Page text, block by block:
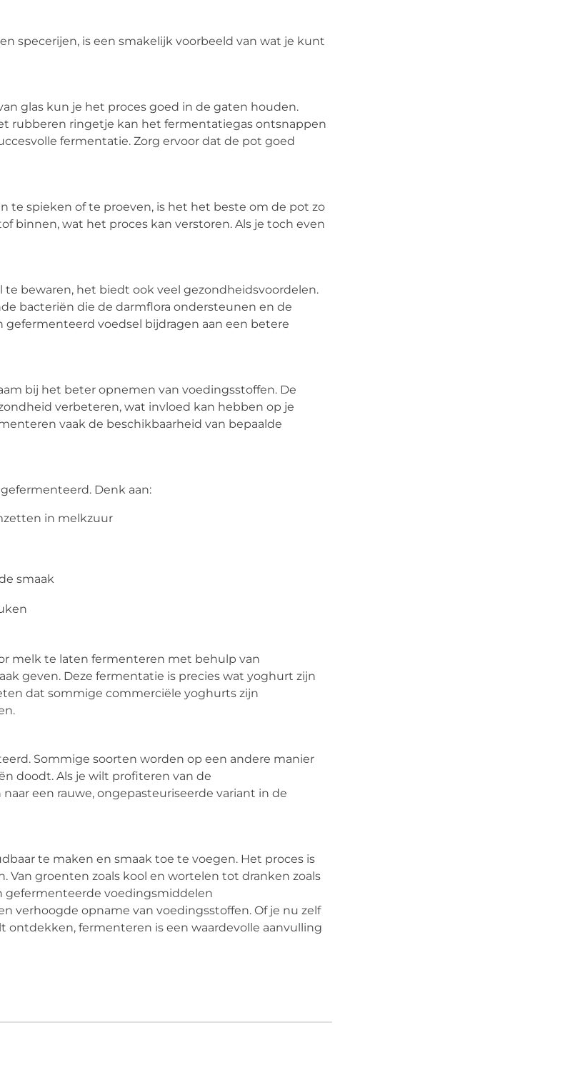
specerijen, is een smakelijk voorbeeld van wat je kunt
glas kun je het proces goed in de gaten houden.
rubberen ringetje kan het fermentatiegas ontsnappen
fermentatie. Zorg ervoor dat de pot goed
te spieken of te proeven, is het het beste om de pot zo
binnen, wat het proces kan verstoren. Als je toch even
bewaren, het biedt ook veel gezondheidsvoordelen.
bacteriën die de darmflora ondersteunen en de
voedsel bijdragen aan een betere
bij het beter opnemen van voedingsstoffen. De
verbeteren, wat invloed kan hebben op je
vaak de beschikbaarheid van bepaalde
Denk aan:
in melkzuur
smaak
melk te laten fermenteren met behulp van
geven. Deze fermentatie is precies wat yoghurt zijn
dat sommige commerciële yoghurts zijn
Sommige soorten worden op een andere manier
doodt. Als je wilt profiteren van de
een rauwe, ongepasteuriseerde variant in de
te maken en smaak toe te voegen. Het proces is
groenten zoals kool en wortelen tot dranken zoals
gefermenteerde voedingsmiddelen
verhoogde opname van voedingsstoffen. Of je nu zelf
fermenteren is een waardevolle aanvulling